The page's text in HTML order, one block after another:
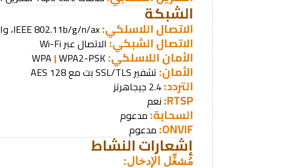
الشبكة
الاتصال اللاسلكي: ،
الاتصال الشبكي:الاتصال عبرWi-Fi
الأمان اللاسلكي:
WPA |WPA2-PSK
الأمان: تشفيرAES
128بت معSSL/TLS
التردد:
RTSP: نعم
السحابة: مدعوم
ONVIF: مدعوم
إشعارات النشاط
مُشغِّل الإدخال: